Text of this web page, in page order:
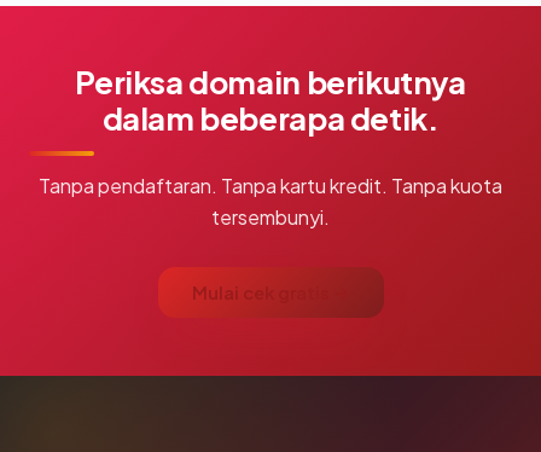
Periksa domain berikutnya
dalam beberapa detik.
Tanpa pendaftaran. Tanpa kartu kredit. Tanpa kuota
tersembunyi.
Mulai cek gratis →